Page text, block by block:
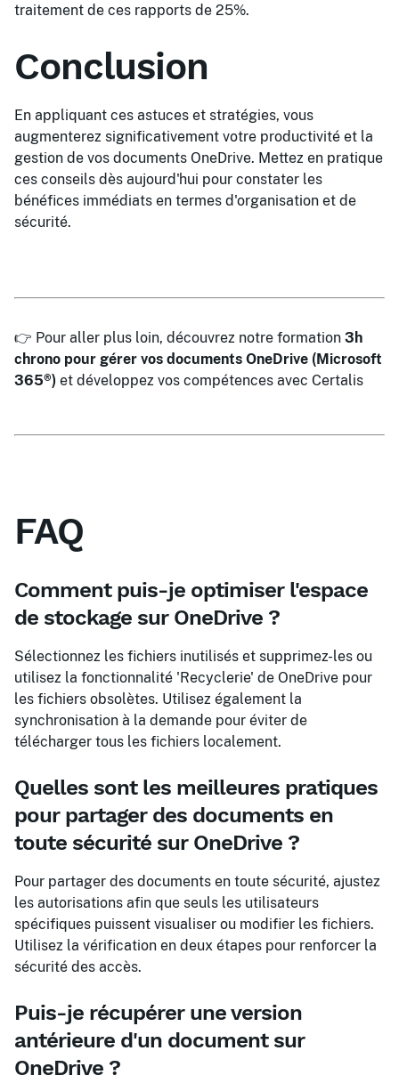
traitement de ces rapports de 25%.
Conclusion
En appliquant ces astuces et stratégies, vous
augmenterez significativement votre productivité et la
gestion de vos documents OneDrive. Mettez en pratique
ces conseils dès aujourd'hui pour constater les
bénéfices immédiats en termes d'organisation et de
sécurité.
👉 Pour aller plus loin, découvrez notre formation 3h
chrono pour gérer vos documents OneDrive (Microsoft
365®) et développez vos compétences avec Certalis
FAQ
Comment puis-je optimiser l'espace
de stockage sur OneDrive ?
Sélectionnez les fichiers inutilisés et supprimez-les ou
utilisez la fonctionnalité 'Recyclerie' de OneDrive pour
les fichiers obsolètes. Utilisez également la
synchronisation à la demande pour éviter de
télécharger tous les fichiers localement.
Quelles sont les meilleures pratiques
pour partager des documents en
toute sécurité sur OneDrive ?
Pour partager des documents en toute sécurité, ajustez
les autorisations afin que seuls les utilisateurs
spécifiques puissent visualiser ou modifier les fichiers.
Utilisez la vérification en deux étapes pour renforcer la
sécurité des accès.
Puis-je récupérer une version
antérieure d'un document sur
OneDrive ?